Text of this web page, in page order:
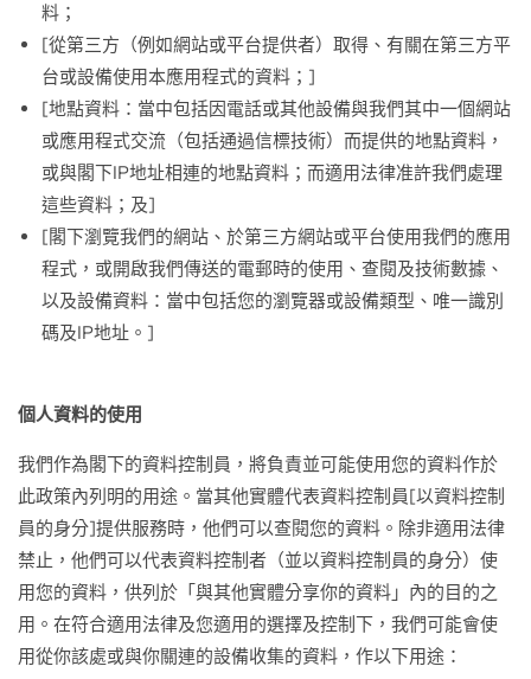
料；
[從第三方（例如網站或平台提供者）取得、有關在第三方平
台或設備使用本應用程式的資料；]
[地點資料：當中包括因電話或其他設備與我們其中一個網站
或應用程式交流（包括通過信標技術）而提供的地點資料，
或與閣下IP地址相連的地點資料；而適用法律准許我們處理
這些資料；及]
[閣下瀏覽我們的網站、於第三方網站或平台使用我們的應用
程式，或開啟我們傳送的電郵時的使用、查閱及技術數據、
以及設備資料：當中包括您的瀏覽器或設備類型、唯一識別
碼及IP地址。]
個人資料的使用
我們作為閣下的資料控制員，將負責並可能使用您的資料作於
此政策內列明的用途。當其他實體代表資料控制員[以資料控制
員的身分]提供服務時，他們可以查閱您的資料。除非適用法律
禁止，他們可以代表資料控制者（並以資料控制員的身分）使
用您的資料，供列於「與其他實體分享你的資料」內的目的之
用。在符合適用法律及您適用的選擇及控制下，我們可能會使
用從你該處或與你關連的設備收集的資料，作以下用途：